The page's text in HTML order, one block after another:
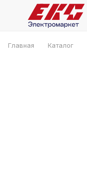
Главная Каталог